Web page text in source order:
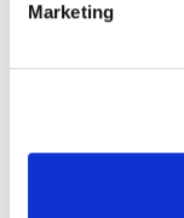
Marketing